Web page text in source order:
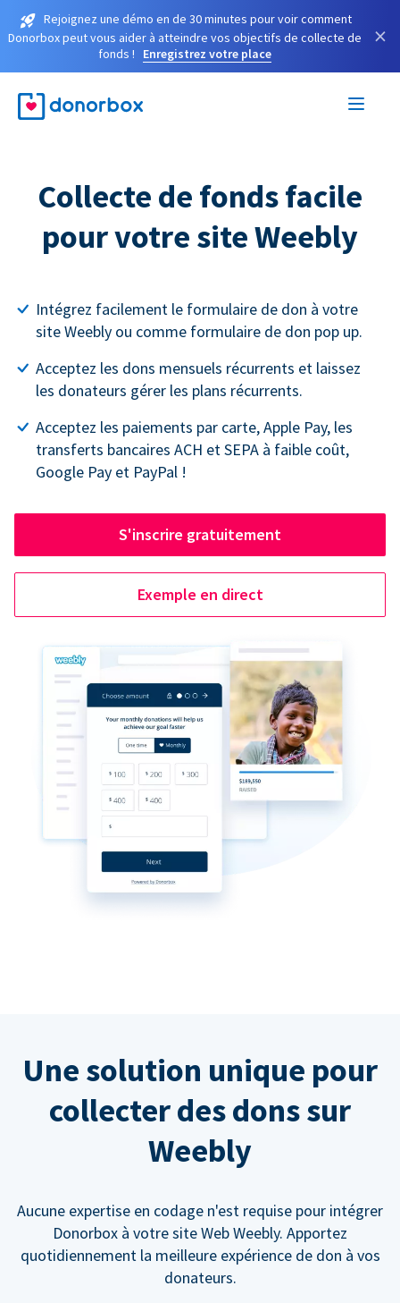
Rejoignez une démo en de 30 minutes pour voir comment
Donorbox peut vous aider à atteindre vos objectifs de collecte de
fonds !
Enregistrez votre place
×
Collecte de fonds facile
pour votre site Weebly
Intégrez facilement le formulaire de don à votre
site Weebly ou comme formulaire de don pop up.
Acceptez les dons mensuels récurrents et laissez
les donateurs gérer les plans récurrents.
Acceptez les paiements par carte, Apple Pay, les
transferts bancaires ACH et SEPA à faible coût,
Google Pay et PayPal !
S'inscrire gratuitement
Exemple en direct
Une solution unique pour
collecter des dons sur
Weebly
Aucune expertise en codage n'est requise pour intégrer
Donorbox à votre site Web Weebly. Apportez
quotidiennement la meilleure expérience de don à vos
donateurs.